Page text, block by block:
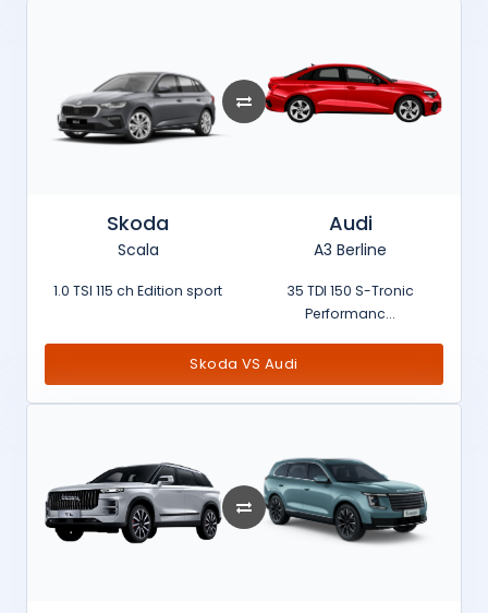
Skoda
Scala
1.0 TSI 115 ch Edition sport
Audi
A3 Berline
35 TDI 150 S-Tronic
Performanc...
Skoda VS Audi